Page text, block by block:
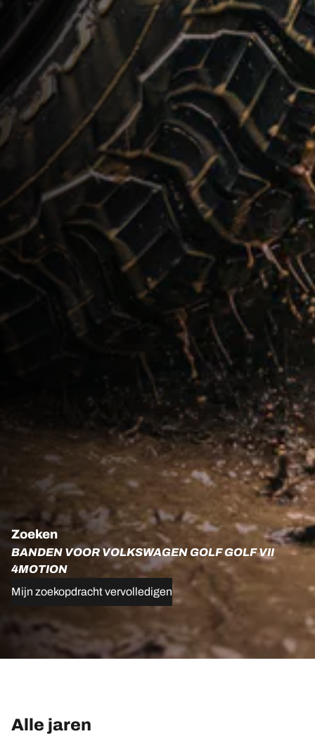
Zoeken
BANDEN VOOR VOLKSWAGEN GOLF GOLF VII
4MOTION
Mijn zoekopdracht vervolledigen
Alle jaren